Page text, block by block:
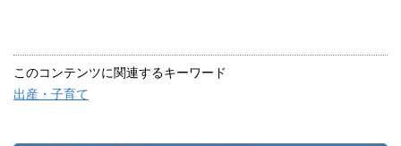
このコンテンツに関連するキーワード
出産・子育て